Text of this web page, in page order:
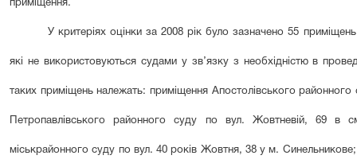
приміщення.
У критеріях оцінки за 2008 рік було зазначено 55
які не використовуються судами у зв’язку з необхідністю в
таких приміщень належать: приміщення Апостолівського
Петропавлівського районного суду по вул. Жовтневій, 69 в
міськрайонного суду по вул. 40 років Жовтня, 38 у м.